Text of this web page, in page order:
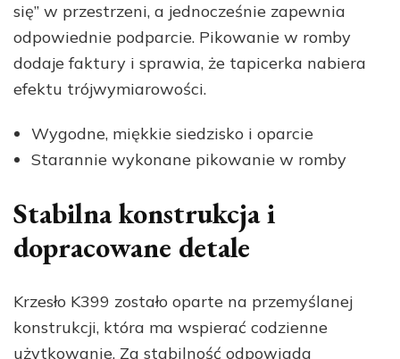
się” w przestrzeni, a jednocześnie zapewnia
odpowiednie podparcie. Pikowanie w romby
dodaje faktury i sprawia, że tapicerka nabiera
efektu trójwymiarowości.
Wygodne, miękkie siedzisko i oparcie
Starannie wykonane pikowanie w romby
Stabilna konstrukcja i
dopracowane detale
Krzesło K399 zostało oparte na przemyślanej
konstrukcji, która ma wspierać codzienne
użytkowanie. Za stabilność odpowiada